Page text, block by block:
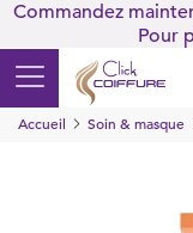
Commandez
Pour
Accueil
Soin & masque